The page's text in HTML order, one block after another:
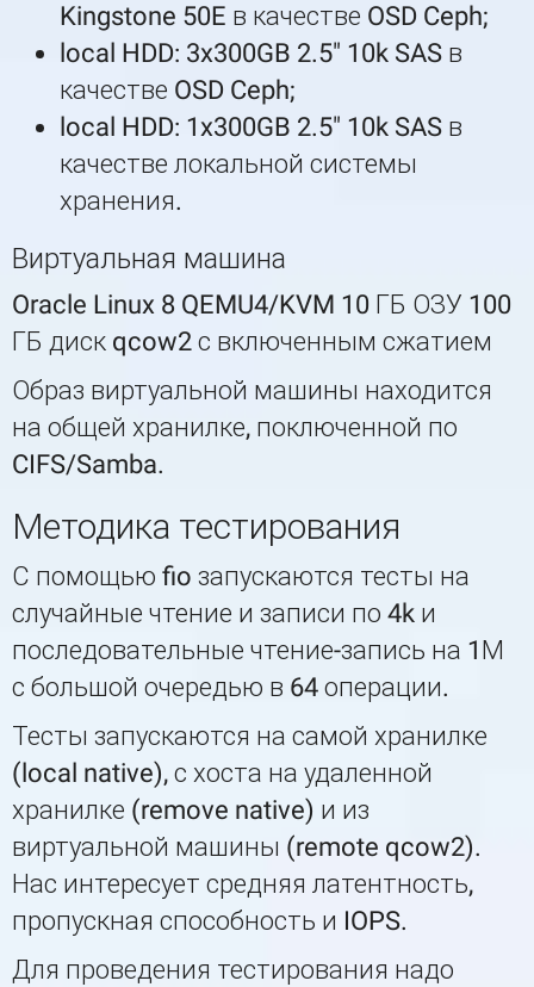
Kingstone 50E в качестве OSD Ceph;
local HDD: 3x300GB 2.5" 10k SAS в
качестве OSD Ceph;
local HDD: 1x300GB 2.5" 10k SAS в
качестве локальной системы
хранения.
Виртуальная машина
Oracle Linux 8 QEMU4/KVM 10 ГБ ОЗУ 100
ГБ диск qcow2 с включенным сжатием
Образ виртуальной машины находится
на общей хранилке, поключенной по
CIFS/Samba.
Методика тестирования
С помощью fio запускаются тесты на
случайные чтение и записи по 4k и
последовательные чтение-запись на 1М
с большой очередью в 64 операции.
Тесты запускаются на самой хранилке
(local native), с хоста на удаленной
хранилке (remove native) и из
виртуальной машины (remote qcow2).
Нас интересует средняя латентность,
пропускная способность и IOPS.
Для проведения тестирования надо